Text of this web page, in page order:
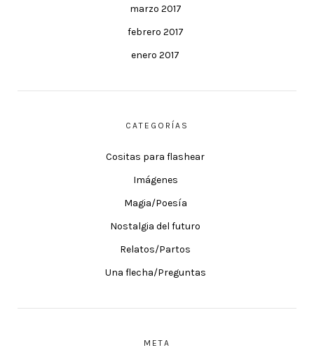
marzo 2017
febrero 2017
enero 2017
CATEGORÍAS
Cositas para flashear
Imágenes
Magia/Poesía
Nostalgia del futuro
Relatos/Partos
Una flecha/Preguntas
META